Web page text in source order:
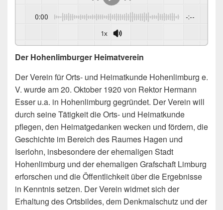
0:00 -:--
1x
Der Hohenlimburger Heimatverein
Der Verein für Orts- und Heimatkunde Hohenlimburg e.
V. wurde am 20. Oktober 1920 von Rektor Hermann
Esser u.a. in Hohenlimburg gegründet. Der Verein will
durch seine Tätigkeit die Orts- und Heimatkunde
pflegen, den Heimatgedanken wecken und fördern, die
Geschichte im Bereich des Raumes Hagen und
Iserlohn, insbesondere der ehemaligen Stadt
Hohenlimburg und der ehemaligen Grafschaft Limburg
erforschen und die Öffentlichkeit über die Ergebnisse
in Kenntnis setzen. Der Verein widmet sich der
Erhaltung des Ortsbildes, dem Denkmalschutz und der